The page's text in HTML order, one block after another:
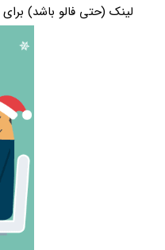
لینک (حتی فالو باشد)